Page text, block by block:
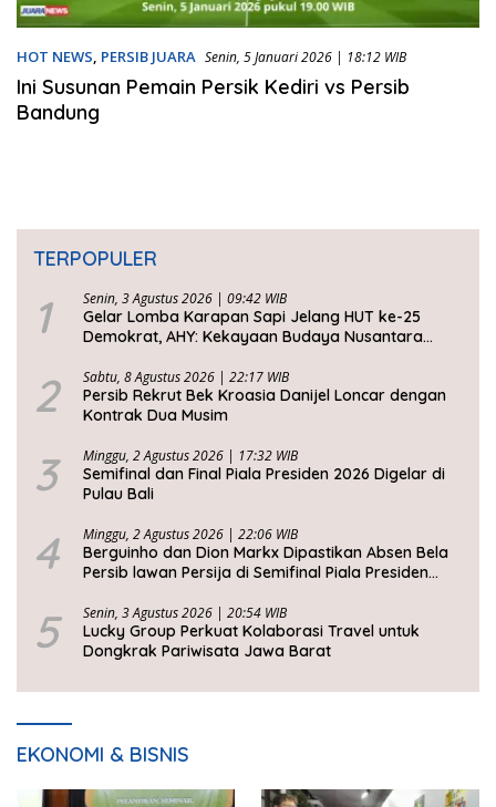
HOT NEWS, PERSIB JUARA Senin, 5 Januari 2026 | 18:12 WIB
Ini Susunan Pemain Persik Kediri vs Persib
Bandung
TERPOPULER
1 Senin, 3 Agustus 2026 | 09:42 WIB
Gelar Lomba Karapan Sapi Jelang HUT ke-25
Demokrat, AHY: Kekayaan Budaya Nusantara
2 Sabtu, 8 Agustus 2026 | 22:17 WIB
Persib Rekrut Bek Kroasia Danijel Loncar dengan
Kontrak Dua Musim
3 Minggu, 2 Agustus 2026 | 17:32 WIB
Semifinal dan Final Piala Presiden 2026 Digelar di
Pulau Bali
4 Minggu, 2 Agustus 2026 | 22:06 WIB
Berguinho dan Dion Markx Dipastikan Absen Bela
Persib lawan Persija di Semifinal Piala Presiden
5 Senin, 3 Agustus 2026 | 20:54 WIB
Lucky Group Perkuat Kolaborasi Travel untuk
Dongkrak Pariwisata Jawa Barat
EKONOMI & BISNIS